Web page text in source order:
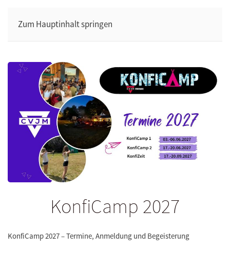
Zum Hauptinhalt springen
KonfiCamp 2027
KonfiCamp 2027 – Termine, Anmeldung und Begeisterung